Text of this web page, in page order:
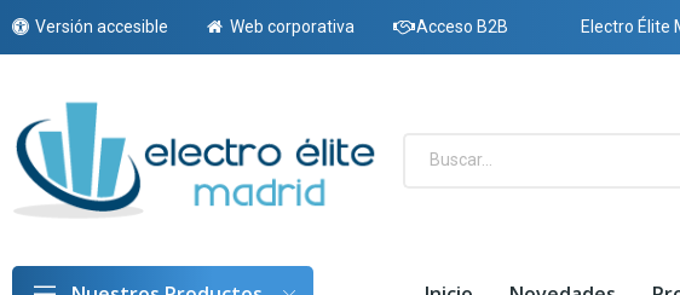
Versión accesible Web corporativa Acceso B2B Electro Élite